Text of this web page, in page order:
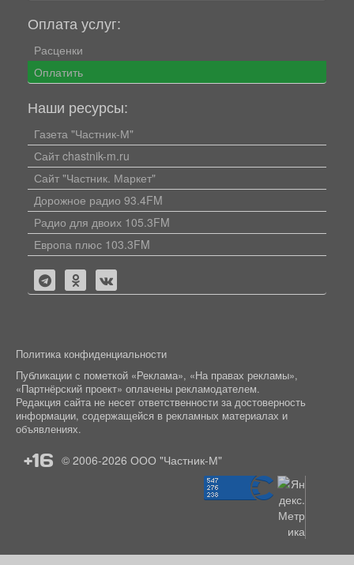
Оплата услуг:
Расценки
Оплатить
Наши ресурсы:
Газета "Частник-М"
Сайт chastnik-m.ru
Сайт "Частник. Маркет"
Дорожное радио 93.4FM
Радио для двоих 105.3FM
Европа плюс 103.3FM
Политика конфиденциальности
Публикации с пометкой «Реклама», «На правах рекламы»,
«Партнёрский проект» оплачены рекламодателем.
Редакция сайта не несет ответственности за достоверность
информации, содержащейся в рекламных материалах и
объявлениях.
+16 © 2006-2026 ООО "Частник-М"